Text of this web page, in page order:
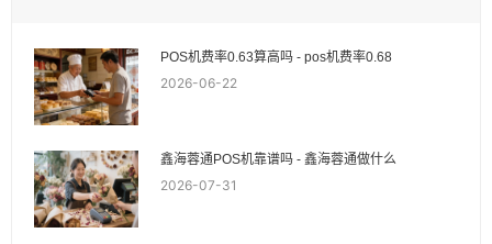
POS机费率0.63算高吗 - pos机费率0.68
2026-06-22
鑫海蓉通POS机靠谱吗 - 鑫海蓉通做什么
2026-07-31